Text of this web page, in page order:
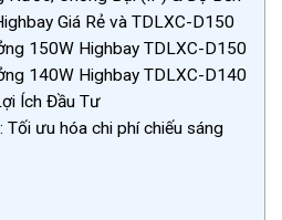
Giá Rẻ và TDLXC-D150
150W Highbay TDLXC-D150
140W Highbay TDLXC-D140
Ích Đầu Tư
Tối ưu hóa chi phí chiếu sáng